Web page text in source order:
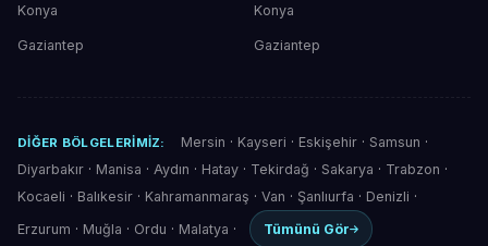
Konya
Gaziantep
Konya
Gaziantep
DIĞER BÖLGELERIMIZ: Mersin · Kayseri · Eskişehir· Samsun ·
Diyarbakır · Manisa · Aydın · Hatay · Tekirdağ · Sakarya · Trabzon ·
Kocaeli · Balıkesir · Kahramanmaraş · Van · Şanlıurfa · Denizli ·
Erzurum · Muğla · Ordu · Malatya · Tümünü Gör